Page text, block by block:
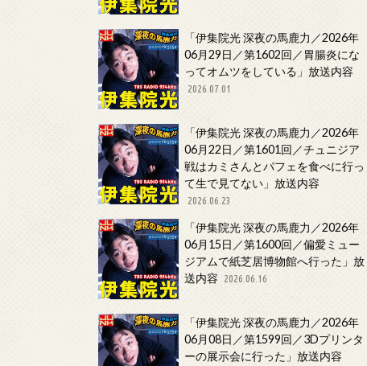
「伊集院光 深夜の馬鹿力／2026年
06月29日／第1602回／胃腸炎にな
ってオムツをしている」放送内容
2026.07.01
「伊集院光 深夜の馬鹿力／2026年
06月22日／第1601回／チュニジア
戦はカミさんとパフェを食べに行っ
て生で見てない」放送内容
2026.06.23
「伊集院光 深夜の馬鹿力／2026年
06月15日／第1600回／偏愛ミュー
ジアムで紙芝居博物館へ行った」放
送内容
2026.06.16
「伊集院光 深夜の馬鹿力／2026年
06月08日／第1599回／3Dプリンタ
ーの展示会に行った」放送内容